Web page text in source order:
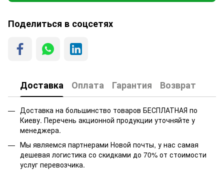
Поделиться в соцсетях
Доставка Оплата Гарантия Возврат
Доставка на большинство товаров БЕСПЛАТНАЯ по
Киеву. Перечень акционной продукции уточняйте у
менеджера.
Мы являемся партнерами Новой почты, у нас самая
дешевая логистика со скидками до 70% от стоимости
услуг перевозчика.